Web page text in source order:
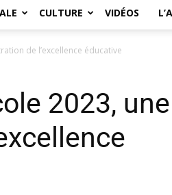
CULTURE VIDÉOS
de l’excellence éducative
2023, une